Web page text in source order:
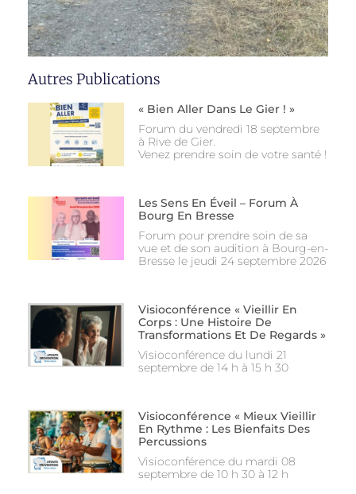
Autres Publications
« Bien Aller Dans Le Gier ! »
Forum du vendredi 18 septembre
à Rive de Gier.
Venez prendre soin de votre santé !
Les Sens En Éveil – Forum À
Bourg En Bresse
Forum pour prendre soin de sa
vue et de son audition à Bourg-en-
Bresse le jeudi 24 septembre 2026
Visioconférence « Vieillir En
Corps : Une Histoire De
Transformations Et De Regards »
Visioconférence du lundi 21
septembre de 14 h à 15 h 30
Visioconférence « Mieux Vieillir
En Rythme : Les Bienfaits Des
Percussions
Visioconférence du mardi 08
septembre de 10 h 30 à 12 h